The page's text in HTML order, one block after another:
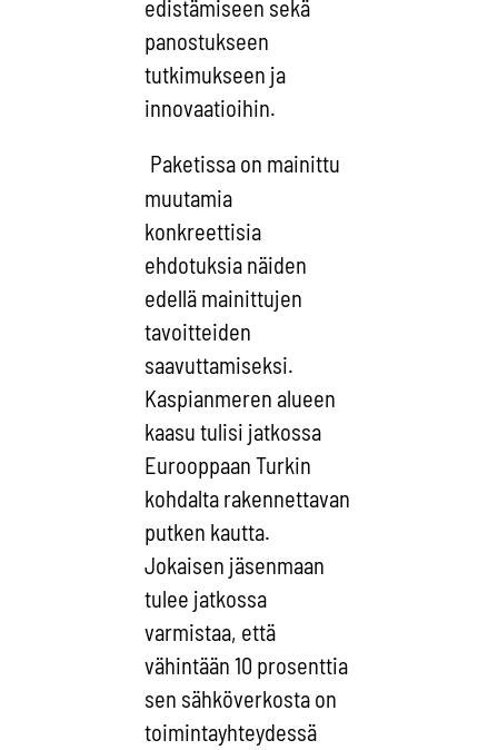
edistämiseen sekä
panostukseen
tutkimukseen ja
innovaatioihin.
Paketissa on mainittu
muutamia
konkreettisia
ehdotuksia näiden
edellä mainittujen
tavoitteiden
saavuttamiseksi.
Kaspianmeren alueen
kaasu tulisi jatkossa
Eurooppaan Turkin
kohdalta rakennettavan
putken kautta.
Jokaisen jäsenmaan
tulee jatkossa
varmistaa, että
vähintään 10 prosenttia
sen sähköverkosta on
toimintayhteydessä